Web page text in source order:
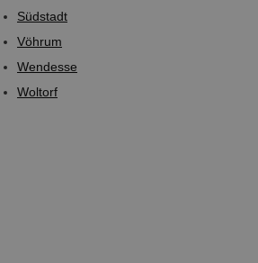
Südstadt
Vöhrum
Wendesse
Woltorf